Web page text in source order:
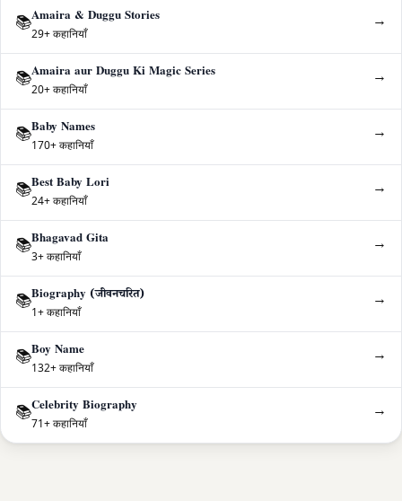
📚Amaira & Duggu Stories
29+ कहानियाँ
→
📚Amaira aur Duggu Ki Magic Series
20+ कहानियाँ
→
📚Baby Names
170+ कहानियाँ
→
📚Best Baby Lori
24+ कहानियाँ
→
📚Bhagavad Gita
3+ कहानियाँ
→
📚Biography (जीवनचरित)
1+ कहानियाँ
→
📚Boy Name
132+ कहानियाँ
→
📚Celebrity Biography
71+ कहानियाँ
→